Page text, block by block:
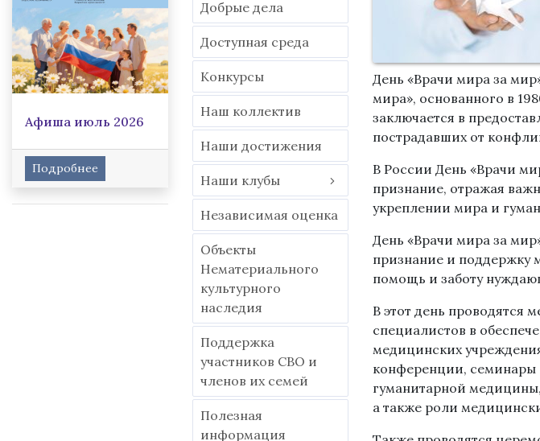
Афиша июль 2026
Подробнее
Добрые дела
Доступная среда
Конкурсы
Наш коллектив
Наши достижения
Наши клубы
Независимая оценка
Объекты
Нематериального
культурного
наследия
Поддержка
участников СВО и
членов их семей
Полезная
информация
День «Врачи мира за
мира», основанного в
заключается в
пострадавших от
В России День «Врачи
признание, отражая
укреплении мира и
День «Врачи мира за
признание и поддержку
помощь и заботу
В этот день проводятся
специалистов в
медицинских
конференции, семинары
гуманитарной
а также роли